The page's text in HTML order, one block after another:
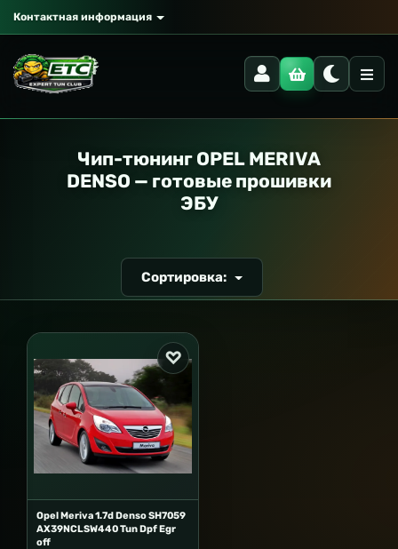
Контактная информация
Чип-тюнинг OPEL MERIVA
DENSO — готовые прошивки
ЭБУ
Сортировка:
Opel Meriva 1.7d Denso SH7059
AX39NCLSW440 Tun Dpf Egr
off